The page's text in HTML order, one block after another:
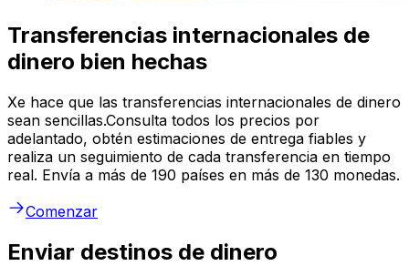
Transferencias internacionales de
dinero bien hechas
Xe hace que las transferencias internacionales de dinero
sean sencillas.Consulta todos los precios por
adelantado, obtén estimaciones de entrega fiables y
realiza un seguimiento de cada transferencia en tiempo
real. Envía a más de 190 países en más de 130 monedas.
Comenzar
Enviar destinos de dinero